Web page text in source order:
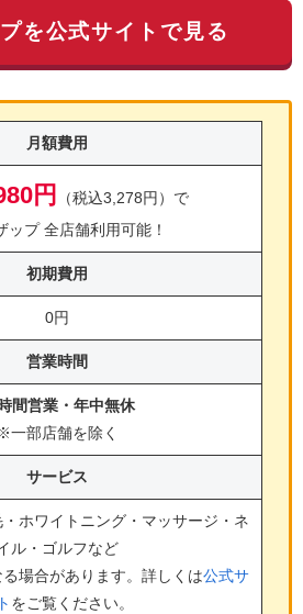
を公式サイトで見る
月額費用
円
（税込3,278円）で
ップ 全店舗利用可能！
初期費用
0円
営業時間
間営業・年中無休
一部店舗を除く
サービス
ホワイトニング・マッサージ・ネ
ル・ゴルフなど
場合があります。詳しくは公式サ
をご覧ください。